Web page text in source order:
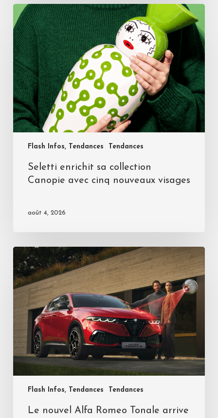
Flash Infos, Tendances Tendances
Seletti enrichit sa collection
Canopie avec cinq nouveaux visages
août 4, 2026
Flash Infos, Tendances Tendances
Le nouvel Alfa Romeo Tonale arrive